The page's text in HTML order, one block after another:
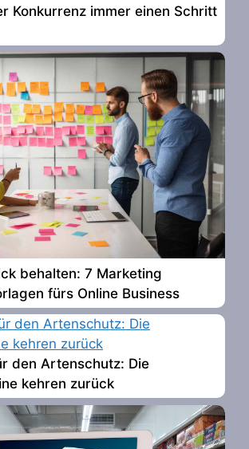
Konkurrenz immer einen Schritt
behalten: 7 Marketing
fürs Online Business
den Artenschutz: Die
kehren zurück